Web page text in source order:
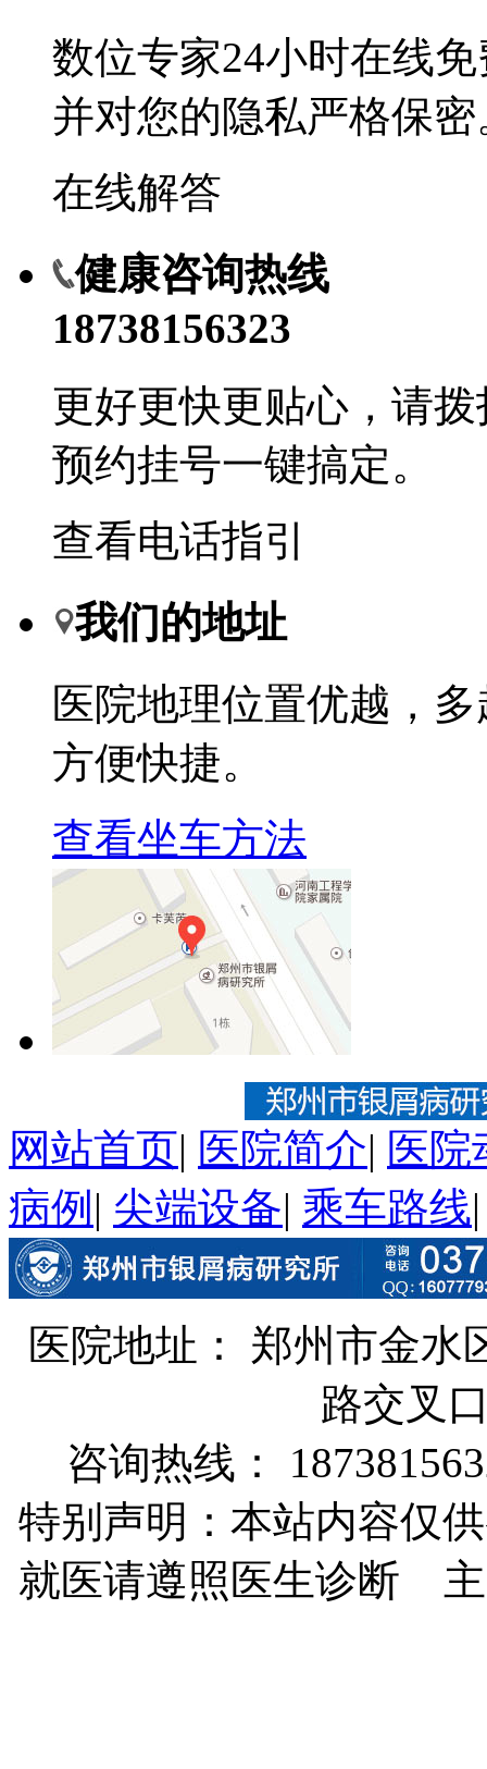
数位专家24小时在线
并对您的隐私严格保密
在线解答
健康咨询热线
18738156323
更好更快更贴心，请
预约挂号一键搞定。
查看电话指引
我们的地址
医院地理位置优越，
方便快捷。
查看坐车方法
网站首页| 医院简介| 医院
病例 | 尖端设备| 乘车路线
医院地址： 郑州市金水
路交叉
咨询热线：
特别声明：本站内容仅
就医请遵照医生诊断